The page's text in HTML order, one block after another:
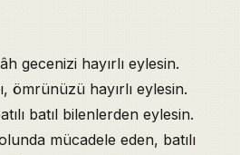
gecenizi hayırlı eylesin.
ömrünüzü hayırlı eylesin.
batıl bilenlerden eylesin.
mücadele eden, batılı